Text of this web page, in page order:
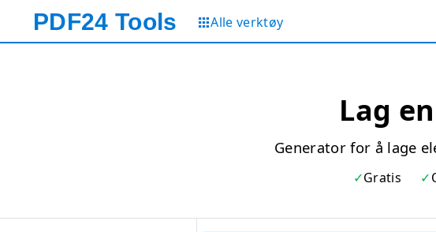
PDF24 Tools Alle verktøy
Lag
Generator for å lage
Gratis